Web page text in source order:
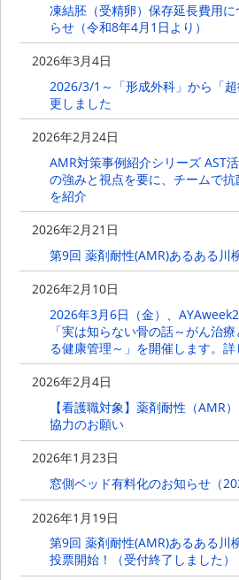
凍結胚（受精卵）保存延長費用
らせ（令和8年4月1日より）
2026年3月4日
2026/3/1～「形成外科」から「
更しました
2026年2月24日
AMR対策事例紹介シリーズ AST
の強みと視点を要に、チームで抗
を紹介
2026年2月21日
第9回 薬剤耐性(AMR)あるある川
2026年2月10日
2026年3月6日（金）、
「実は知らない骨の話～がん治
る健康管理～」を開催します。
2026年2月4日
【看護職対象】薬剤耐性（AMR
協力のお願い
2026年1月23日
窓側ベッド有料化のお知らせ（
2026年1月19日
第9回 薬剤耐性(AMR)あるある
投票開始！（受付終了しました）